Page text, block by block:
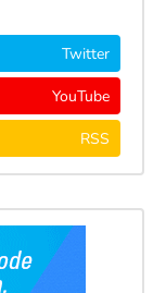
Twitter
YouTube
RSS